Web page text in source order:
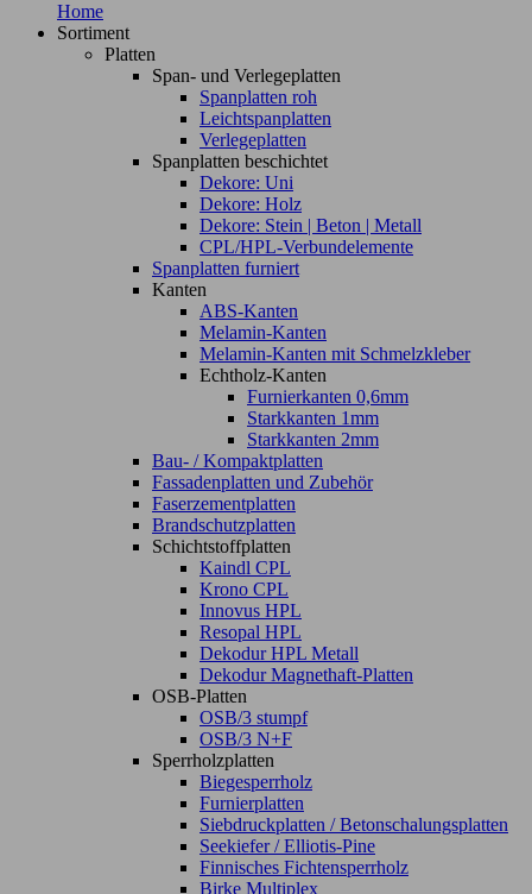
Home
Sortiment
Platten
Span- und Verlegeplatten
Spanplatten roh
Leichtspanplatten
Verlegeplatten
Spanplatten beschichtet
Dekore: Uni
Dekore: Holz
Dekore: Stein | Beton | Metall
CPL/HPL-Verbundelemente
Spanplatten furniert
Kanten
ABS-Kanten
Melamin-Kanten
Melamin-Kanten mit Schmelzkleber
Echtholz-Kanten
Furnierkanten 0,6mm
Starkkanten 1mm
Starkkanten 2mm
Bau- / Kompaktplatten
Fassadenplatten und Zubehör
Faserzementplatten
Brandschutzplatten
Schichtstoffplatten
Kaindl CPL
Krono CPL
Innovus HPL
Resopal HPL
Dekodur HPL Metall
Dekodur Magnethaft-Platten
OSB-Platten
OSB/3 stumpf
OSB/3 N+F
Sperrholzplatten
Biegesperrholz
Furnierplatten
Siebdruckplatten / Betonschalungsplatten
Seekiefer / Elliotis-Pine
Finnisches Fichtensperrholz
Birke Multiplex